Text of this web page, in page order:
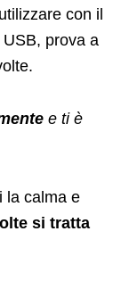
con il
USB, prova a
e ti è
la calma e
si tratta